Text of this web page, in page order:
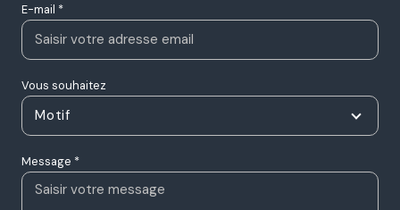
E-mail *
Vous souhaitez
Motif
Message *